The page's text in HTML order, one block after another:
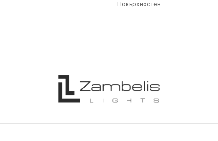
НАПРЕЖЕНИЕ (V)
Повърхностен
НАПРЕЖЕНИЕ (V)